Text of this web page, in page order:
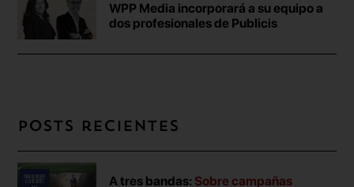
WPP Media incorporará a su equipo a
dos profesionales de Publicis
Posts recientes
A tres bandas: Sobre campañas